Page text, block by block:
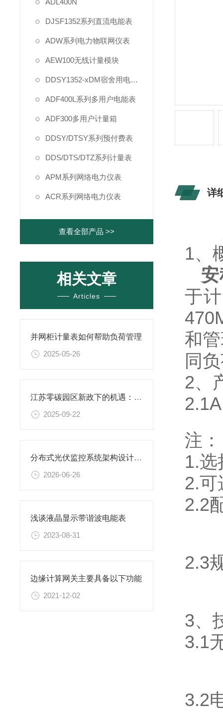
ADL400N
DJSF1352系列直流电能表
ADW系列电力物联网仪表
AEW100无线计量模块
DDSY1352-xDM宿舍用电管理
ADF400L系列多用户电能表
ADF300多用户计量箱
DDSY/DTSY系列预付费表
DDS/DTS/DTZ系列计量表
APM系列网络电力仪表
ACR系列网络电力仪表
查看全部产品 >>
相关文章
Articles
并网柜计量表如何帮助负荷管理
2025-05-26
江苏零碳园区新政下的机遇：安科瑞能碳管理如何破解高碳困局？
2025-09-22
分布式光伏监控系统架构设计：从数据采集到云平台
2026-06-26
浅谈液晶显示带谐波电能表
2023-08-31
边缘计算网关主要具备以下功能
2021-12-02
详
1、
于
和
同
2、
注：
1.选
2.可
2.2
2.3
3、
3.1
3.2